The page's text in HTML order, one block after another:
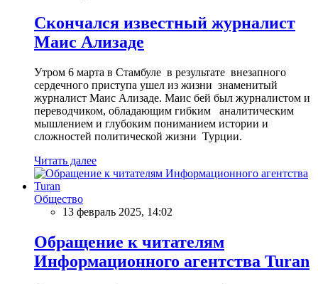
Скончался известный журналист
Маис Ализаде
Утром 6 марта в Стамбуле в результате внезапного
сердечного приступа ушел из жизни знаменитый
журналист Маис Ализаде. Маис бей был журналистом и
переводчиком, обладающим гибким аналитическим
мышлением и глубоким пониманием истории и
сложностей политической жизни Турции.
Читать далее
Общество
13 февраль 2025, 14:02
Обращение к читателям
Информационного агентства Turan